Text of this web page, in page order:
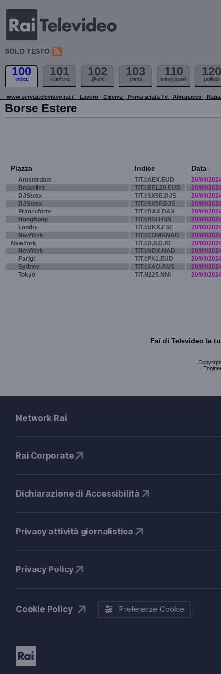
SOLO TESTO
100
indice
101
ultim'ora
102
24 ore
103
prima
110
primo piano
120
politica
www.servizitelevideo.rai.it Lavoro Cinema Prima serata Tv Almanacco
Borse Estere
Piazza Indice Data
Amsterdam TIT.I:AEX.EUD
20/09/
Bruxelles
TIT.I:BEL20.EUD
20/09/
DJStoxx
TIT.I:SX5E.DJS
20/09/
DJStoxx
TIT.I:SX5P.DJS
20/09/
Francoforte
TIT.I:DAX.DAX
20/09/
HongKong
TIT.I:HSI.HSN
20/09/
Londra
TIT.I:UKX.FSE
20/09/
NewYork
TIT.I:COMP.NAD
20/09/
NewYork
TIT.I:DJI.DJD
20/09/
NewYork
TIT.I:NDX.NAD
20/09/
Parigi
TIT.I:PX1.EUD
20/09/
Sydney
TIT.I:XAO.AUS
20/09/
Tokyo
TIT.N225.NNI 20/09/
Fai di Televideo la